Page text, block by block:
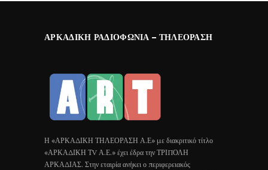
ΑΡΚΑΔΙΚΉ ΡΑΔΙΟΦΩΝΊΑ – ΤΗΛΕΌΡΑΣΗ
Η «ΑΡΚΑΔΙΚΗ ΤΗΛΕΟΡΑΣΗ Α.Ε» με διακριτικό τίτλο
«ΑΡΚΑΔΙΚΗ ΤV Α.Ε.» έχει έδρα την ΤΡΙΠΟΛΗ
ΑΡΚΑΔΙΑΣ. Στην εταιρία ανήκει ο περιφερειακός